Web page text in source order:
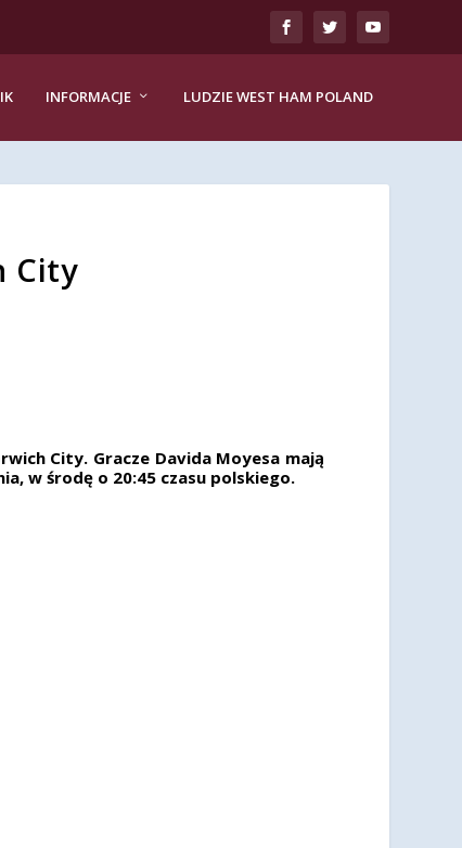
INFORMACJE LUDZIE WEST HAM POLAND
City
City. Gracze Davida Moyesa mają
w środę o 20:45 czasu polskiego.